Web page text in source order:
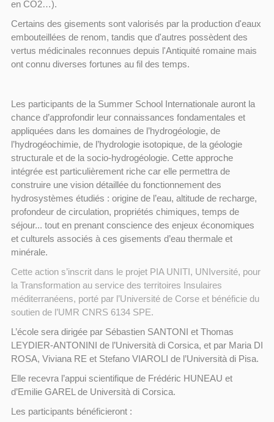
en CO2…).
Certains des gisements sont valorisés par la production d'eaux
embouteillées de renom, tandis que d'autres possèdent des
vertus médicinales reconnues depuis l'Antiquité romaine mais
ont connu diverses fortunes au fil des temps.
Les participants de la Summer School Internationale auront la
chance d’approfondir leur connaissances fondamentales et
appliquées dans les domaines de l’hydrogéologie, de
l’hydrogéochimie, de l’hydrologie isotopique, de la géologie
structurale et de la socio-hydrogéologie. Cette approche
intégrée est particulièrement riche car elle permettra de
construire une vision détaillée du fonctionnement des
hydrosystèmes étudiés : origine de l’eau, altitude de recharge,
profondeur de circulation, propriétés chimiques, temps de
séjour... tout en prenant conscience des enjeux économiques
et culturels associés à ces gisements d’eau thermale et
minérale.
Cette action s’inscrit dans le projet PIA UNITI, UNIversité, pour
la Transformation au service des territoires Insulaires
méditerranéens, porté par l’Université de Corse et bénéficie du
soutien de l’UMR CNRS 6134 SPE.
L’école sera dirigée par Sébastien SANTONI et Thomas
LEYDIER-ANTONINI de l’Università di Corsica, et par Maria DI
ROSA, Viviana RE et Stefano VIAROLI de l’Università di Pisa.
Elle recevra l’appui scientifique de Frédéric HUNEAU et
d’Emilie GAREL de Università di Corsica.
Les participants bénéficieront :